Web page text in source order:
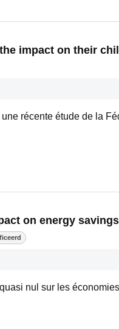
impact on their
récente étude de la
on energy
nul sur les